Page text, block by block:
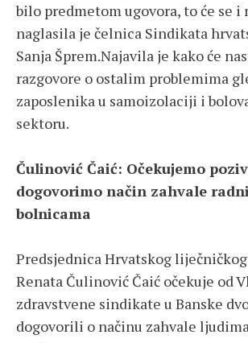
bilo predmetom ugovora, to će se
naglasila je čelnica Sindikata
Sanja Šprem.Najavila je kako će
razgovore o ostalim problemima
zaposlenika u samoizolaciji i
sektoru.
Čulinović Čaić: Očekujemo
dogovorimo način zahvale
bolnicama
Predsjednica Hrvatskog
Renata Čulinović Čaić očekuje od
zdravstvene sindikate u Banske
dogovorili o načinu zahvale